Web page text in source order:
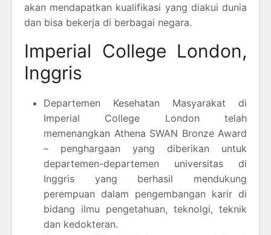
akan mendapatkan kualifikasi yang diakui dunia
dan bisa bekerja di berbagai negara.
Imperial College London,
Inggris
Departemen Kesehatan Masyarakat di
Imperial College London telah
memenangkan Athena SWAN Bronze Award
– penghargaan yang diberikan untuk
departemen-departemen universitas di
Inggris yang berhasil mendukung
perempuan dalam pengembangan karir di
bidang ilmu pengetahuan, teknolgi, teknik
dan kedokteran.